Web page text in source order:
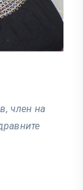
член на